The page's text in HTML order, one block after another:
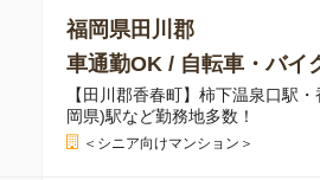
福岡県田川郡
車通勤OK / 自転車・バイ
【田川郡香春町】柿下温泉口駅
岡県)駅など勤務地多数！
＜シニア向けマンション＞